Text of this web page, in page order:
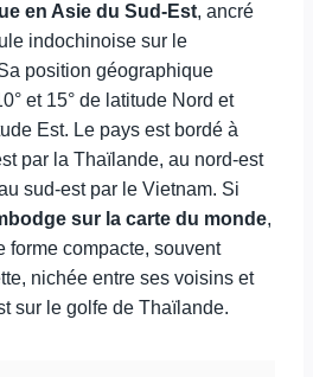
en Asie du Sud-Est, ancré
indochinoise sur le
position géographique
et 15° de latitude Nord et
Est. Le pays est bordé à
par la Thaïlande, au nord-est
sud-est par le Vietnam. Si
sur la carte du monde,
forme compacte, souvent
nichée entre ses voisins et
sur le golfe de Thaïlande.